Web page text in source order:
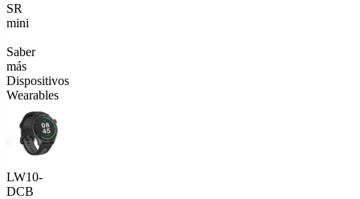
SR
mini
Saber
más
Dispositivos
Wearables
LW10-
DCB